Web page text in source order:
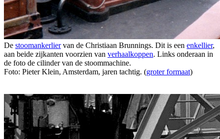
De stoomankerliervan de Christiaan Brunnings. Dit is een enkellier,
aan beide zijkanten voorzien van verhaalkoppen. Links onderaan in
de foto de cilinder van de stoommachine.
Foto: Pieter Klein, Amsterdam, jaren tachtig. (groter formaat)